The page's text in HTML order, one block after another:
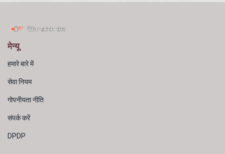
मेन्यू
हमारे बारे में
सेवा नियम
गोपनीयता नीति
संपर्क करें
DPDP